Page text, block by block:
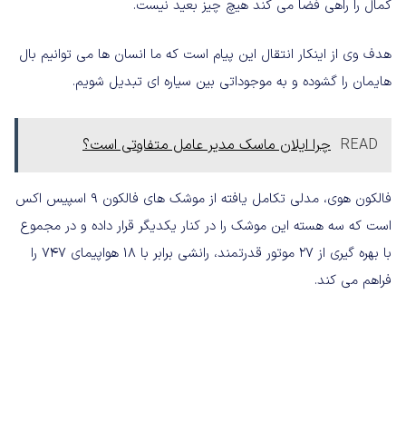
کمال را راهی فضا می کند هیچ چیز بعید نیست.
هدف وی از اینکار انتقال این پیام است که ما انسان ها می توانیم بال
هایمان را گشوده و به موجوداتی بین سیاره ای تبدیل شویم.
READ چرا ایلان ماسک مدیر عامل متفاوتی است؟
فالکون هوی، مدلی تکامل یافته از موشک های فالکون 9 اسپیس اکس
است که سه هسته این موشک را در کنار یکدیگر قرار داده و در مجموع
با بهره گیری از 27 موتور قدرتمند، رانشی برابر با 18 هواپیمای 747 را
فراهم می کند.